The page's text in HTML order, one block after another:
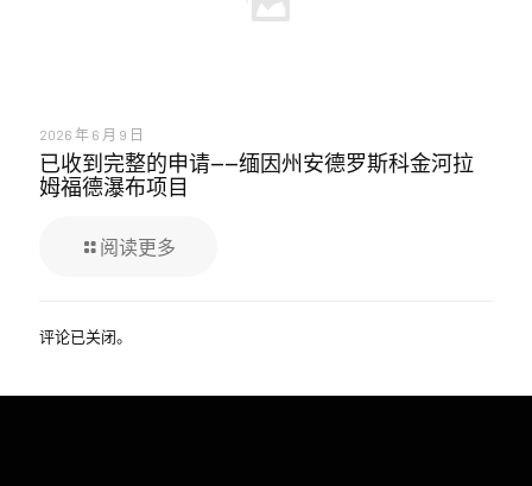
2026 年 6 月 9 日
已收到完整的申请——缅因州安德罗斯科金河拉
姆福德瀑布项目
阅读更多
评论已关闭。